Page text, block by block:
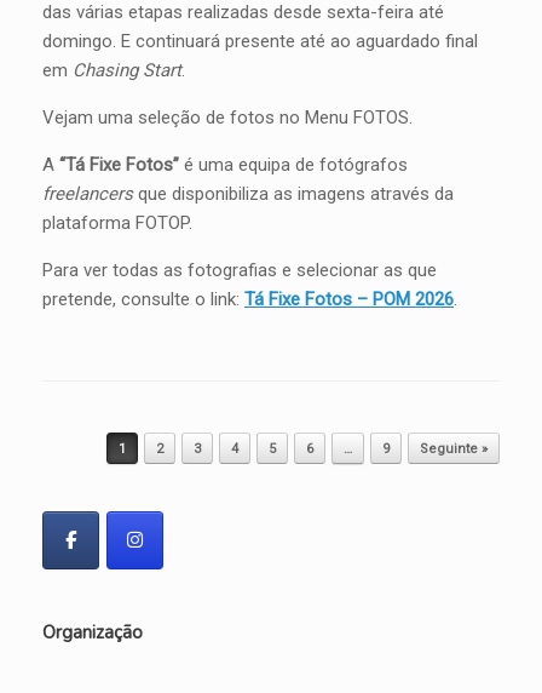
das várias etapas realizadas desde sexta-feira até
domingo. E continuará presente até ao aguardado final
em Chasing Start.
Vejam uma seleção de fotos no Menu FOTOS.
A “Tá Fixe Fotos” é uma equipa de fotógrafos
freelancersque disponibiliza as imagens através da
plataforma FOTOP.
Para ver todas as fotografias e selecionar as que
pretende, consulte o link: Tá Fixe Fotos – POM 2026.
Post navigation
1 2 3 4 5 6 … 9 Seguinte »
Organização